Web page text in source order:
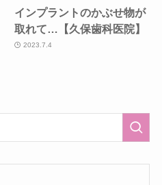
インプラントのかぶせ物が
取れて…【久保歯科医院】
2023.7.4